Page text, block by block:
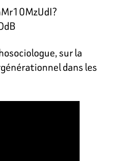
sur la
dans les